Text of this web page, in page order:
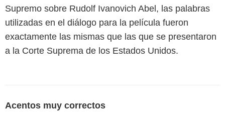
Supremo sobre Rudolf Ivanovich Abel, las palabras
utilizadas en el diálogo para la película fueron
exactamente las mismas que las que se presentaron
a la Corte Suprema de los Estados Unidos.
Acentos muy correctos